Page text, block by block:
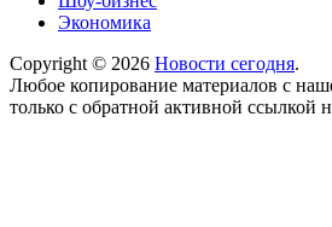
Экономика
Copyright © 2026 Новости сегодня.
Любое копирование материалов с
только с обратной активной ссылкой